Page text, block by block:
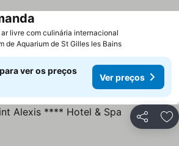
livre com culinária internacional
de Aquarium de St Gilles les Bains
ver os preços
Ver preços
Partilhar